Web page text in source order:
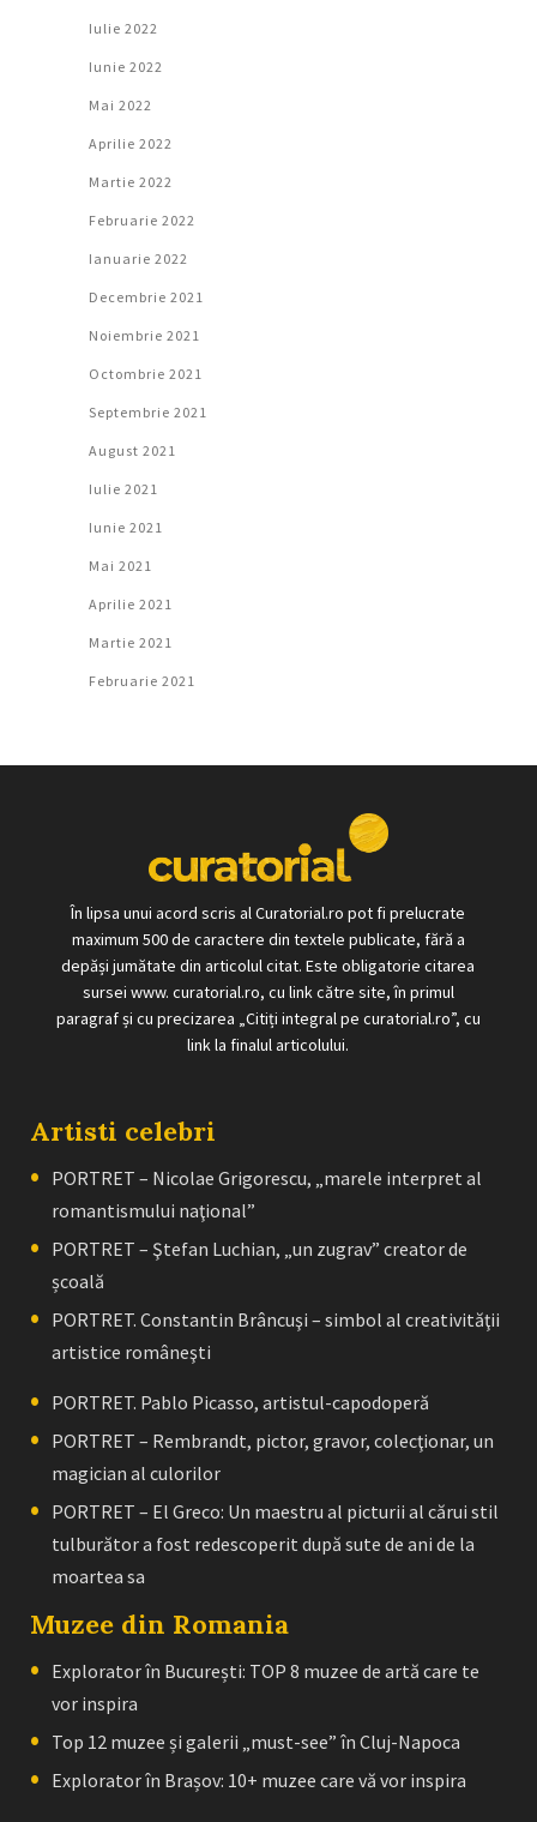
Iulie 2022
Iunie 2022
Mai 2022
Aprilie 2022
Martie 2022
Februarie 2022
Ianuarie 2022
Decembrie 2021
Noiembrie 2021
Octombrie 2021
Septembrie 2021
August 2021
Iulie 2021
Iunie 2021
Mai 2021
Aprilie 2021
Martie 2021
Februarie 2021
În lipsa unui acord scris al Curatorial.ro pot fi prelucrate
maximum 500 de caractere din textele publicate, fără a
depăși jumătate din articolul citat. Este obligatorie citarea
sursei www. curatorial.ro, cu link către site, în primul
paragraf și cu precizarea „Citiți integral pe curatorial.ro”, cu
link la finalul articolului.
Artisti celebri
PORTRET – Nicolae Grigorescu, „marele interpret al
romantismului naţional”
PORTRET – Ştefan Luchian, „un zugrav” creator de
școală
PORTRET. Constantin Brâncuşi – simbol al creativităţii
artistice româneşti
PORTRET. Pablo Picasso, artistul-capodoperă
PORTRET – Rembrandt, pictor, gravor, colecţionar, un
magician al culorilor
PORTRET – El Greco: Un maestru al picturii al cărui stil
tulburător a fost redescoperit după sute de ani de la
moartea sa
Muzee din Romania
Explorator în București: TOP 8 muzee de artă care te
vor inspira
Top 12 muzee și galerii „must-see” în Cluj-Napoca
Explorator în Brașov: 10+ muzee care vă vor inspira